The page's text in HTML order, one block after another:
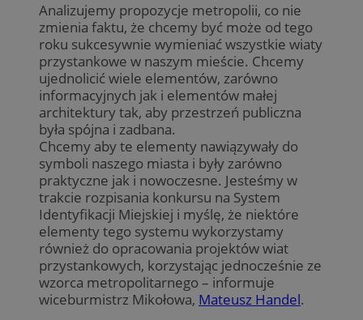
Analizujemy propozycje metropolii, co nie
zmienia faktu, że chcemy być może od tego
roku sukcesywnie wymieniać wszystkie wiaty
przystankowe w naszym mieście. Chcemy
ujednolicić wiele elementów, zarówno
informacyjnych jak i elementów małej
architektury tak, aby przestrzeń publiczna
była spójna i zadbana.
Chcemy aby te elementy nawiązywały do
symboli naszego miasta i były zarówno
praktyczne jak i nowoczesne. Jesteśmy w
trakcie rozpisania konkursu na System
Identyfikacji Miejskiej i myślę, że niektóre
elementy tego systemu wykorzystamy
również do opracowania projektów wiat
przystankowych, korzystając jednocześnie ze
wzorca metropolitarnego – informuje
wiceburmistrz Mikołowa, Mateusz Handel.